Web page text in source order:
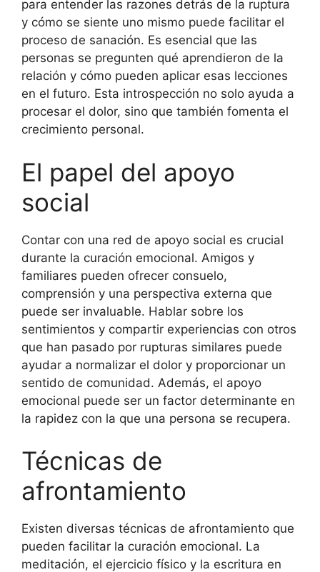
para entender las razones detrás de la ruptura
y cómo se siente uno mismo puede facilitar el
proceso de sanación. Es esencial que las
personas se pregunten qué aprendieron de la
relación y cómo pueden aplicar esas lecciones
en el futuro. Esta introspección no solo ayuda a
procesar el dolor, sino que también fomenta el
crecimiento personal.
El papel del apoyo
social
Contar con una red de apoyo social es crucial
durante la curación emocional. Amigos y
familiares pueden ofrecer consuelo,
comprensión y una perspectiva externa que
puede ser invaluable. Hablar sobre los
sentimientos y compartir experiencias con otros
que han pasado por rupturas similares puede
ayudar a normalizar el dolor y proporcionar un
sentido de comunidad. Además, el apoyo
emocional puede ser un factor determinante en
la rapidez con la que una persona se recupera.
Técnicas de
afrontamiento
Existen diversas técnicas de afrontamiento que
pueden facilitar la curación emocional. La
meditación, el ejercicio físico y la escritura en